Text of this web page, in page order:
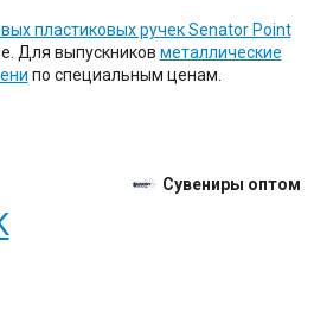
пластиковых ручек Senator Point
Для выпускников металлические
по специальным ценам.
Сувениры оптом